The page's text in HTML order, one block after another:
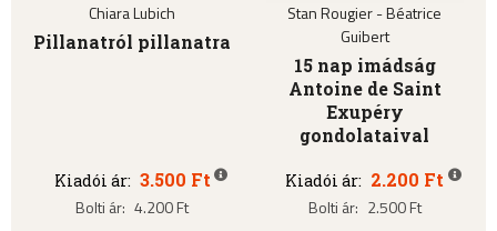
Chiara Lubich
Pillanatról pillanatra
Kiadói ár: 3.500 Ft
Bolti ár: 4.200 Ft
Stan Rougier - Béatrice
Guibert
15 nap imádság
Antoine de Saint
Exupéry
gondolataival
Kiadói ár: 2.200 Ft
Bolti ár: 2.500 Ft